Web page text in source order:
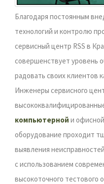
Благодаря постоянным
технологий и контролю
сервисный центр RSS в
совершенствует уровень
радовать своих клиентов
Инженеры сервисного
компьютерной и
оборудование проходит
выявления
с использованием
высокоточного тестового